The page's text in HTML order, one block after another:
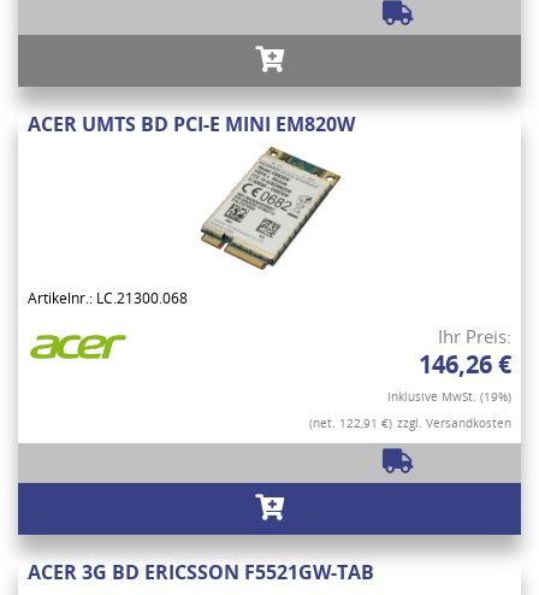
ACER UMTS BD PCI-E MINI EM820W
Artikelnr.: LC.21300.068
Ihr Preis:
146,26 €
Inklusive MwSt. (19%)
(net. 122,91 €) zzgl. Versandkosten
ACER 3G BD ERICSSON F5521GW-TAB